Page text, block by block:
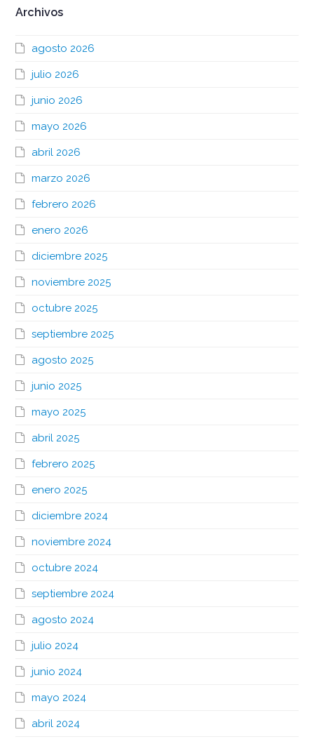
Archivos
agosto 2026
julio 2026
junio 2026
mayo 2026
abril 2026
marzo 2026
febrero 2026
enero 2026
diciembre 2025
noviembre 2025
octubre 2025
septiembre 2025
agosto 2025
junio 2025
mayo 2025
abril 2025
febrero 2025
enero 2025
diciembre 2024
noviembre 2024
octubre 2024
septiembre 2024
agosto 2024
julio 2024
junio 2024
mayo 2024
abril 2024